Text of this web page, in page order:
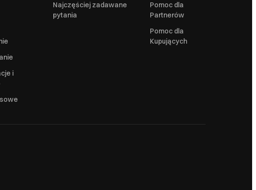
i
Najczęściej zadawane
pytania
Pomoc dla
Partnerów
Pomoc dla
Kupujących